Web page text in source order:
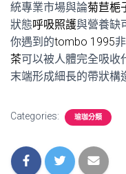
統專業市場與論菊苣梔
狀態呼吸照護與營養缺
你遇到的tombo 1995
茶可以被人體完全吸收
末端形成細長的帶狀構
Categories: 瑜珈分類